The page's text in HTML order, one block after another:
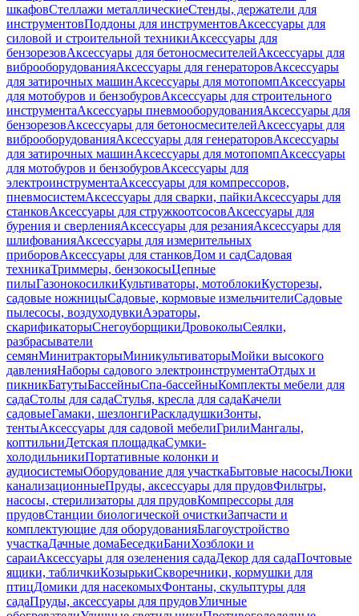
шкафовСтеллажи металлическиеСтенды, держатели для
инструментовПоддоны для инструментовАксессуары для
силовой и строительной техникиАксессуары для
бензорезовАксессуары для бетоносмесителейАксессуары для
виброоборудованияАксессуары для генераторовАксессуары
для затирочных машинАксессуары для мотопомпАксессуары
для мотобуров и бензобуровАксессуары для строительного
инструментаАксессуары пневмооборудованияАксессуары для
бензорезовАксессуары для бетоносмесителейАксессуары для
виброоборудованияАксессуары для генераторовАксессуары
для затирочных машинАксессуары для мотопомпАксессуары
для мотобуров и бензобуровАксессуары для
электроинструментаАксессуары для компрессоров,
пневмосистемАксессуары для сварки, пайкиАксессуары для
станковАксессуары для стружкоотсосовАксессуары для
бурения и сверленияАксессуары для резанияАксессуары для
шлифованияАксессуары для измерительных
приборовАксессуары для станковДом и садСадовая
техникаТриммеры, бензокосыЦепные
пилыГазонокосилкиКультиваторы, мотоблокиКусторезы,
садовые ножницыСадовые, кормовые измельчителиСадовые
пылесосы, воздуходувкиАэраторы,
скарификаторыСнегоуборщикиДровоколыСеялки,
разбрасыватели
семянМинитракторыМиникультиваторыМойки высокого
давленияНаборы садового электроинструментаОтдых и
пикникБатутыБассейныСпа-бассейныКомплекты мебели для
садаСтолы для садаСтулья, кресла для садаКачели
садовыеГамаки, шезлонгиРаскладушкиЗонты,
тентыАксессуары для садовой мебелиГрилиМангалы,
коптильниДетская площадкаСумки-
холодильникиПортативные колонки и
аудиосистемыОборудование для участкаБытовые насосыЛюки
канализационныеПруды, аксессуары для прудовФильтры,
насосы, стерилизаторы для прудовКомпрессоры для
прудовСтанции биологической очисткиЗапчасти и
комплектующие для оборудованияБлагоустройство
участкаДачные домаБеседкиБаниХозблоки и
сараиАксессуары для озеленения садаДекор для садаПочтовые
ящики, табличкиКозырькиСкворечники, кормушки для
птицДомики для насекомыхФонтаны, скульптуры для
садаПруды, аксессуары для прудовУличные